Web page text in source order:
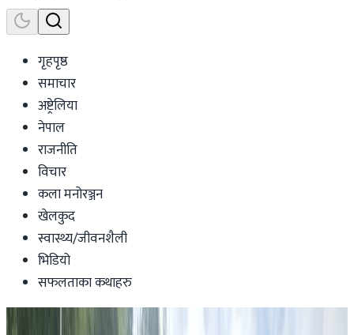
गृहपृष्ठ
समाचार
अष्ट्रेलिया
नेपाल
राजनीति
विचार
कला मनोरञ्जन
खेलकुद
स्वास्थ्य/जीवनशैली
भिडियो
सफलताका कथाहरु
News